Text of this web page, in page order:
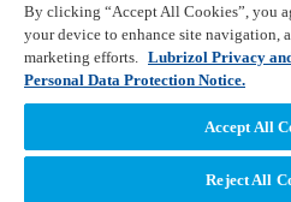
Copyright © 2026 Lubrizol
By clicking “Accept All Cookies”, you
your device to enhance site navigation,
marketing efforts. Lubrizol Privacy
Personal Data Protection Notice.
Accept All
Reject All